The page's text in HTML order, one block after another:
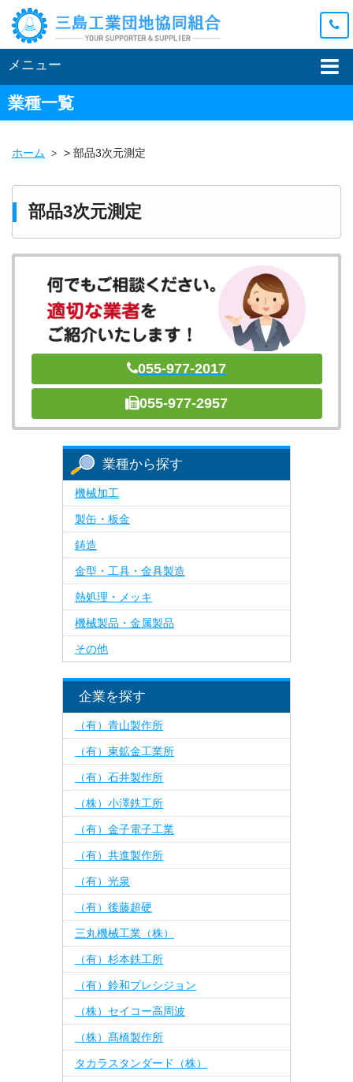
メニュー
業種一覧
ホーム > 部品3次元測定
部品3次元測定
055-977-2017
055-977-2957
業種から探す
機械加工
製缶・板金
鋳造
金型・工具・金具製造
熱処理・メッキ
機械製品・金属製品
その他
企業を探す
（有）青山製作所
（有）東鉱金工業所
（有）石井製作所
（株）小澤鉄工所
（有）金子電子工業
（有）共進製作所
（有）光泉
（有）後藤超硬
三丸機械工業（株）
（有）杉本鉄工所
（有）鈴和プレシジョン
（株）セイコー高周波
（株）髙橋製作所
タカラスタンダード（株）